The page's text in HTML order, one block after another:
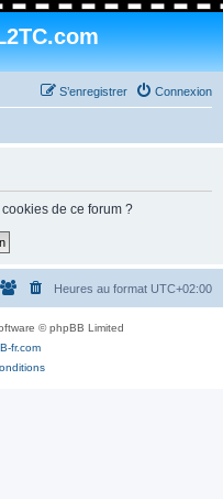
Connexion
S’enregistrer
de ce forum ?
Heures au format UTC+02:00
© phpBB Limited
fr.com